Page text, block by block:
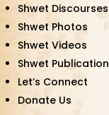
Shwet Discourses
Shwet Photos
Shwet Videos
Shwet Publication
Let’s Connect
Donate Us